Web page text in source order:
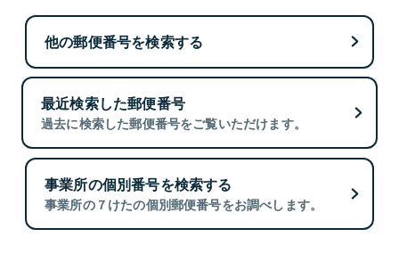
他の郵便番号を検索する
最近検索した郵便番号
過去に検索した郵便番号をご覧いただけます。
事業所の個別番号を検索する
事業所の７けたの個別郵便番号をお調べします。